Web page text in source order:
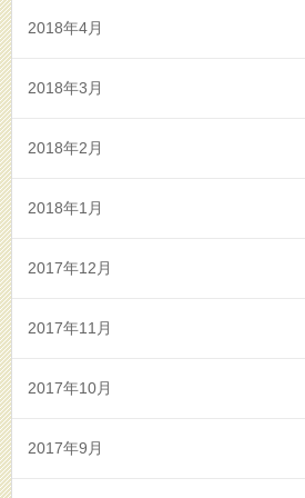
2018年4月
2018年3月
2018年2月
2018年1月
2017年12月
2017年11月
2017年10月
2017年9月